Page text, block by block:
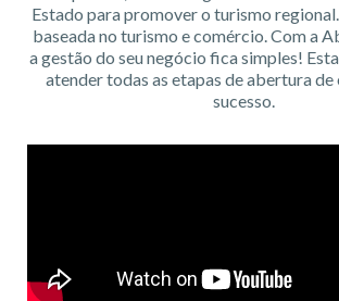
Estado para promover o turismo
baseada no turismo e comércio. Com a
a gestão do seu negócio fica simples!
atender todas as etapas de abertura de
sucesso.